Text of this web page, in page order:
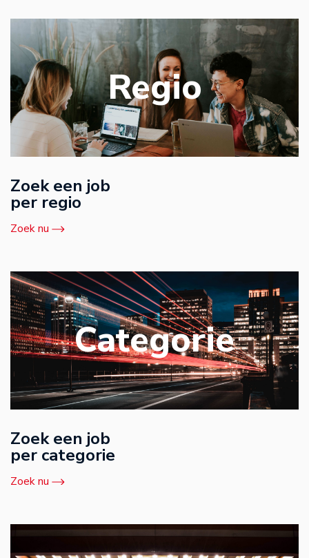
Regio
Zoek een job
per regio
Zoek nu
Categorie
Zoek een job
per categorie
Zoek nu